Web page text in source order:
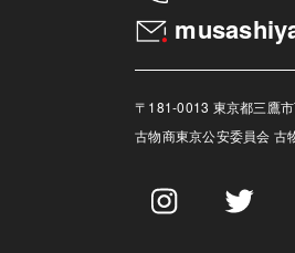
〒181-0013 東京都三鷹
古物商東京公安委員会